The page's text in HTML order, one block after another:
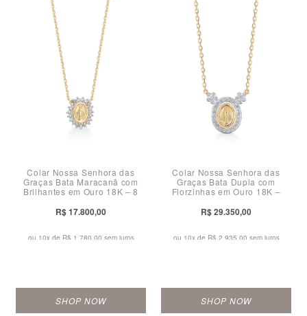
Colar Nossa Senhora das
Graças Bata Maracanã com
Brilhantes em Ouro 18K – 8
R$ 17.800,00
ou 10x de R$ 1.780,00 sem juros
SHOP NOW
Colar Nossa Senhora das
Graças Bata Dupla com
Florzinhas em Ouro 18K –
R$ 29.350,00
ou 10x de R$ 2.935,00 sem juros
SHOP NOW